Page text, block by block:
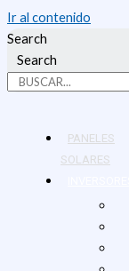
Ir al contenido
Search
Search
PANELES
SOLARES